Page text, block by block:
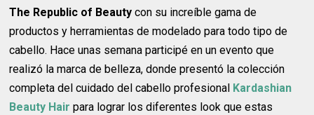
The Republic of Beautycon su increíble gama de
productos y herramientas de modelado para todo tipo de
cabello. Hace unas semana participé en un evento que
realizó la marca de belleza, donde presentó la colección
completa del cuidado del cabello profesional Kardashian
Beauty Hair para lograr los diferentes look que estas